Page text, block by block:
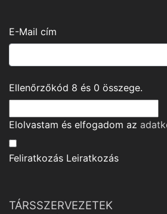
E-Mail cím
Ellenőrzőkód 8 és 0 összege.
Elolvastam és elfogadom az
Feliratkozás Leiratkozás
TÁRSSZERVEZETEK